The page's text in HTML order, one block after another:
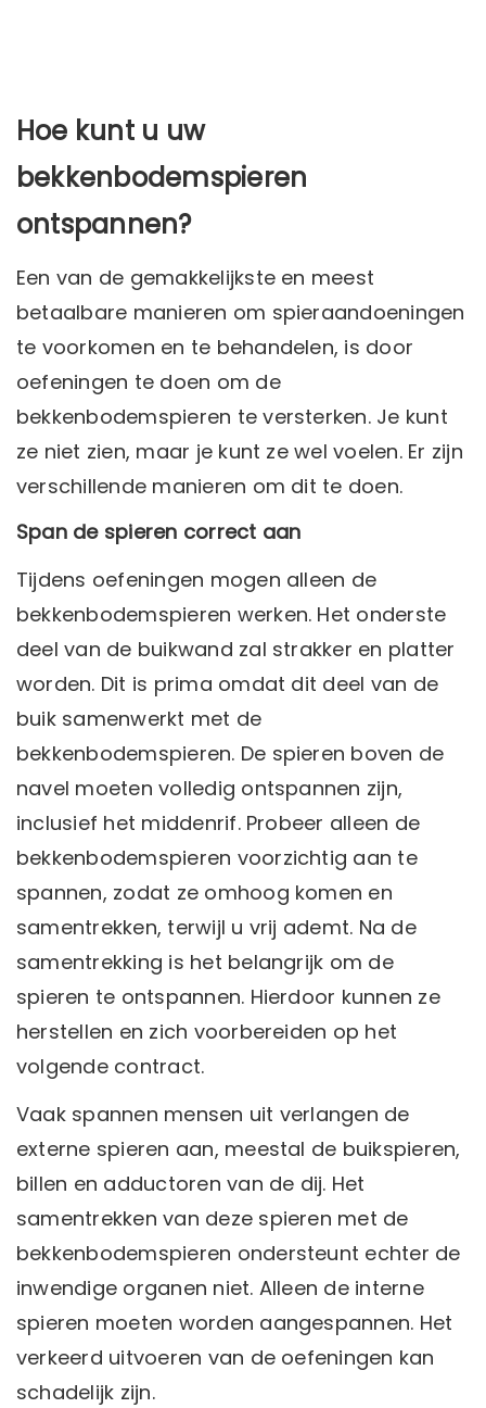
Hoe kunt u uw
bekkenbodemspieren
ontspannen?
Een van de gemakkelijkste en meest
betaalbare manieren om spieraandoeningen
te voorkomen en te behandelen, is door
oefeningen te doen om de
bekkenbodemspieren te versterken. Je kunt
ze niet zien, maar je kunt ze wel voelen. Er zijn
verschillende manieren om dit te doen.
Span de spieren correct aan
Tijdens oefeningen mogen alleen de
bekkenbodemspieren werken. Het onderste
deel van de buikwand zal strakker en platter
worden. Dit is prima omdat dit deel van de
buik samenwerkt met de
bekkenbodemspieren. De spieren boven de
navel moeten volledig ontspannen zijn,
inclusief het middenrif. Probeer alleen de
bekkenbodemspieren voorzichtig aan te
spannen, zodat ze omhoog komen en
samentrekken, terwijl u vrij ademt. Na de
samentrekking is het belangrijk om de
spieren te ontspannen. Hierdoor kunnen ze
herstellen en zich voorbereiden op het
volgende contract.
Vaak spannen mensen uit verlangen de
externe spieren aan, meestal de buikspieren,
billen en adductoren van de dij. Het
samentrekken van deze spieren met de
bekkenbodemspieren ondersteunt echter de
inwendige organen niet. Alleen de interne
spieren moeten worden aangespannen. Het
verkeerd uitvoeren van de oefeningen kan
schadelijk zijn.